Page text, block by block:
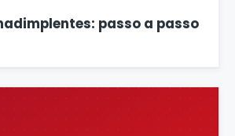
passo a passo